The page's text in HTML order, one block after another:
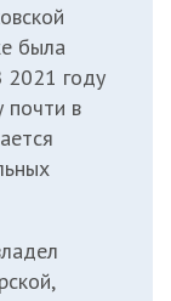
была
2021 году
почти в